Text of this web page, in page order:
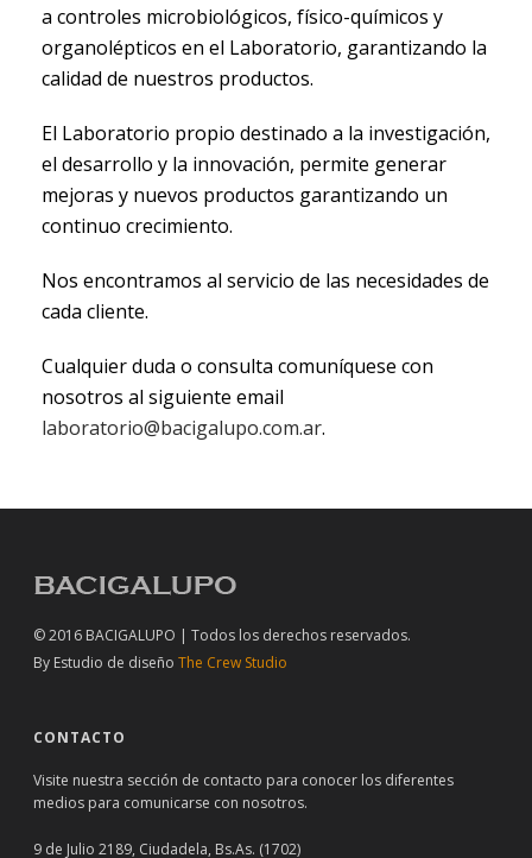
a controles microbiológicos, físico-químicos y
organolépticos en el Laboratorio, garantizando la
calidad de nuestros productos.
El Laboratorio propio destinado a la investigación,
el desarrollo y la innovación, permite generar
mejoras y nuevos productos garantizando un
continuo crecimiento.
Nos encontramos al servicio de las necesidades de
cada cliente.
Cualquier duda o consulta comuníquese con
nosotros al siguiente email
laboratorio@bacigalupo.com.ar.
© 2016 BACIGALUPO | Todos los derechos reservados.
By Estudio de diseño The Crew Studio
CONTACTO
Visite nuestra sección de contacto para conocer los diferentes
medios para comunicarse con nosotros.
9 de Julio 2189, Ciudadela, Bs.As. (1702)